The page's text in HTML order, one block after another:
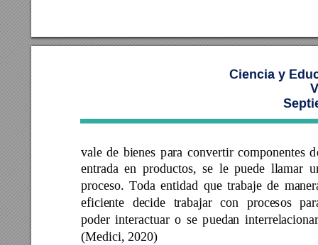
Ciencia y
vale de bienes para convertir componentes d
entrada en productos, se le puede llamar
proceso. Toda entidad que trabaje de
eficiente decide trabajar con procesos
poder interactuar o se puedan
(Medici, 2020)